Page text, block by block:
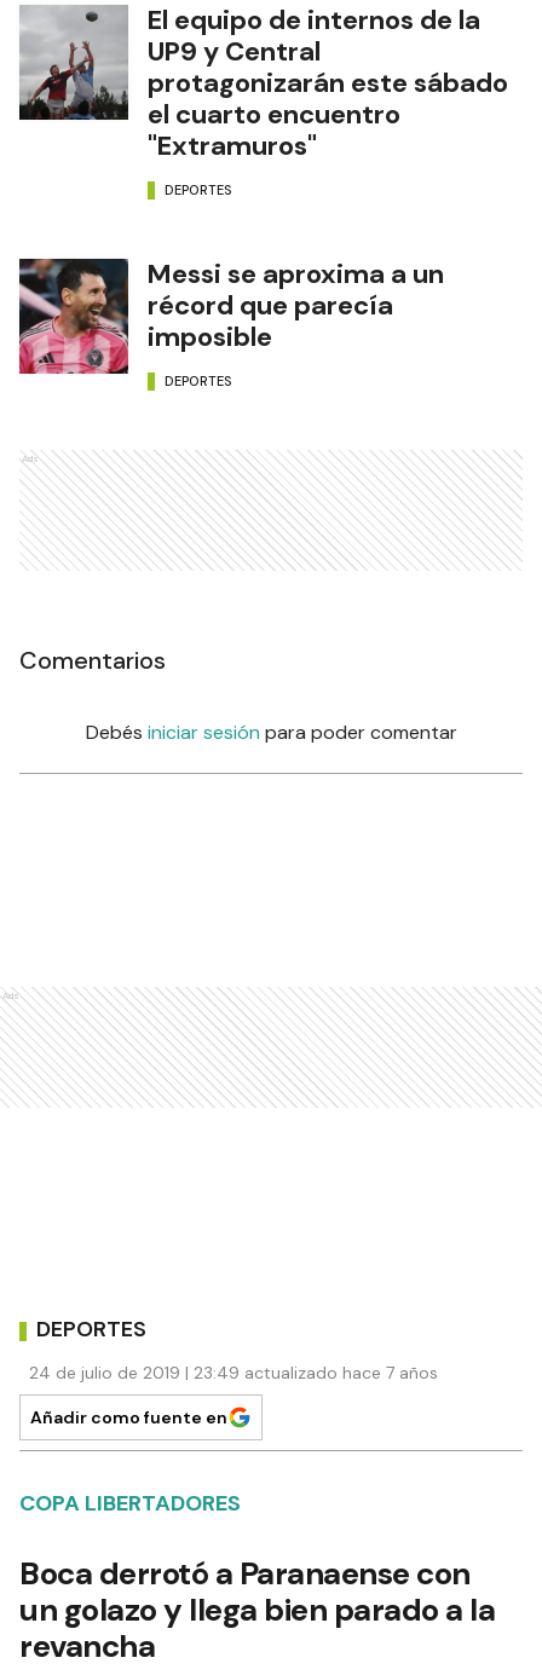
El equipo de internos de la
UP9 y Central
protagonizarán este sábado
el cuarto encuentro
"Extramuros"
DEPORTES
Messi se aproxima a un
récord que parecía
imposible
DEPORTES
Ads
Comentarios
Debés iniciar sesión para poder comentar
Ads
DEPORTES
24 de julio de 2019 | 23:49 actualizado hace 7 años
Añadir como fuente en
COPA LIBERTADORES
Boca derrotó a Paranaense con
un golazo y llega bien parado a la
revancha